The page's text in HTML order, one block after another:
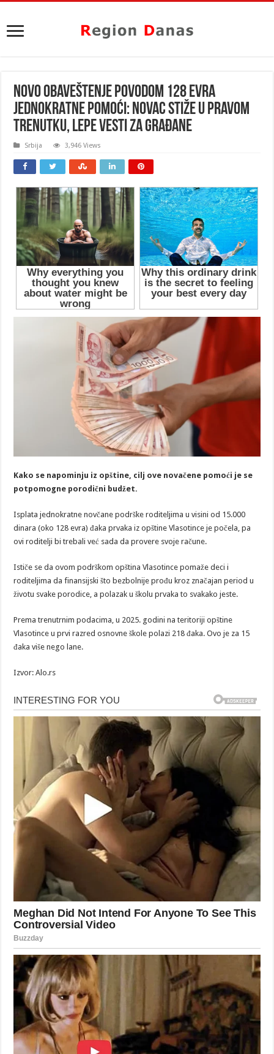
NOVO OBAVEŠTENJE POVODOM 128 EVRA
JEDNOKRATNE POMOĆI: Novac stiže u pravom
trenutku, lepe vesti za građane
Srbija 3,946 Views
Kako se napominju iz opštine, cilj ove novačene pomoći je se
potpomogne porodični budžet.
Isplata jednokratne novčane podrške roditeljima u visini od 15.000
dinara (oko 128 evra) đaka prvaka iz opštine Vlasotince je počela, pa
ovi roditelji bi trebali već sada da provere svoje račune.
Ističe se da ovom podrškom opština Vlasotince pomaže deci i
roditeljima da finansijski što bezbolnije prođu kroz značajan period u
životu svake porodice, a polazak u školu prvaka to svakako jeste.
Prema trenutrnim podacima, u 2025. godini na teritoriji opštine
Vlasotince u prvi razred osnovne škole polazi 218 đaka. Ovo je za 15
đaka više nego lane.
Izvor: Alo.rs